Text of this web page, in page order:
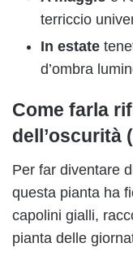
terriccio
In estate
d’ombra
Come farla
dell’oscurità
Per far diventare
questa pianta ha
capolini gialli,
pianta delle